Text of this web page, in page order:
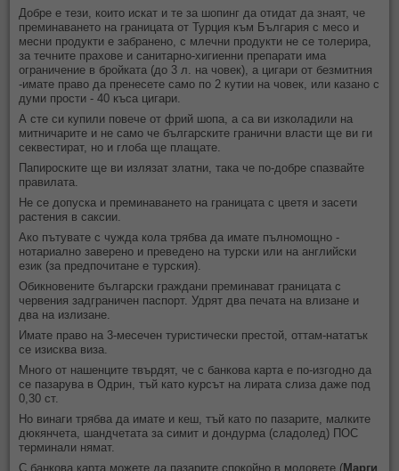
Добре е тези, които искат и те за шопинг да отидат да знаят, че
преминаването на границата от Турция към България с месо и
месни продукти е забранено, с млечни продукти не се толерира,
за течните прахове и санитарно-хигиенни препарати има
ограничение в бройката (до 3 л. на човек), а цигари от безмитния
-имате право да пренесете само по 2 кутии на човек, или казано с
думи прости - 40 къса цигари.
А сте си купили повече от фрий шопа, а са ви изколадили на
митничарите и не само че българските гранични власти ще ви ги
секвестират, но и глоба ще плащате.
Папироските ще ви излязат златни, така че по-добре спазвайте
правилата.
Не се допуска и преминаването на границата с цветя и засети
растения в саксии.
Ако пътувате с чужда кола трябва да имате пълномощно -
нотариално заверено и преведено на турски или на английски
език (за предпочитане е турския).
Обикновените български граждани преминават границата с
червения задграничен паспорт. Удрят два печата на влизане и
два на излизане.
Имате право на 3-месечен туристически престой, оттам-нататък
се изисква виза.
Много от нашенците твърдят, че с банкова карта е по-изгодно да
се пазарува в Одрин, тъй като курсът на лирата слиза даже под
0,30 ст.
Но винаги трябва да имате и кеш, тъй като по пазарите, малките
дюкянчета, шандчетата за симит и дондурма (сладолед) ПОС
терминали нямат.
С банкова карта можете да пазарите спокойно в моловете (Марги